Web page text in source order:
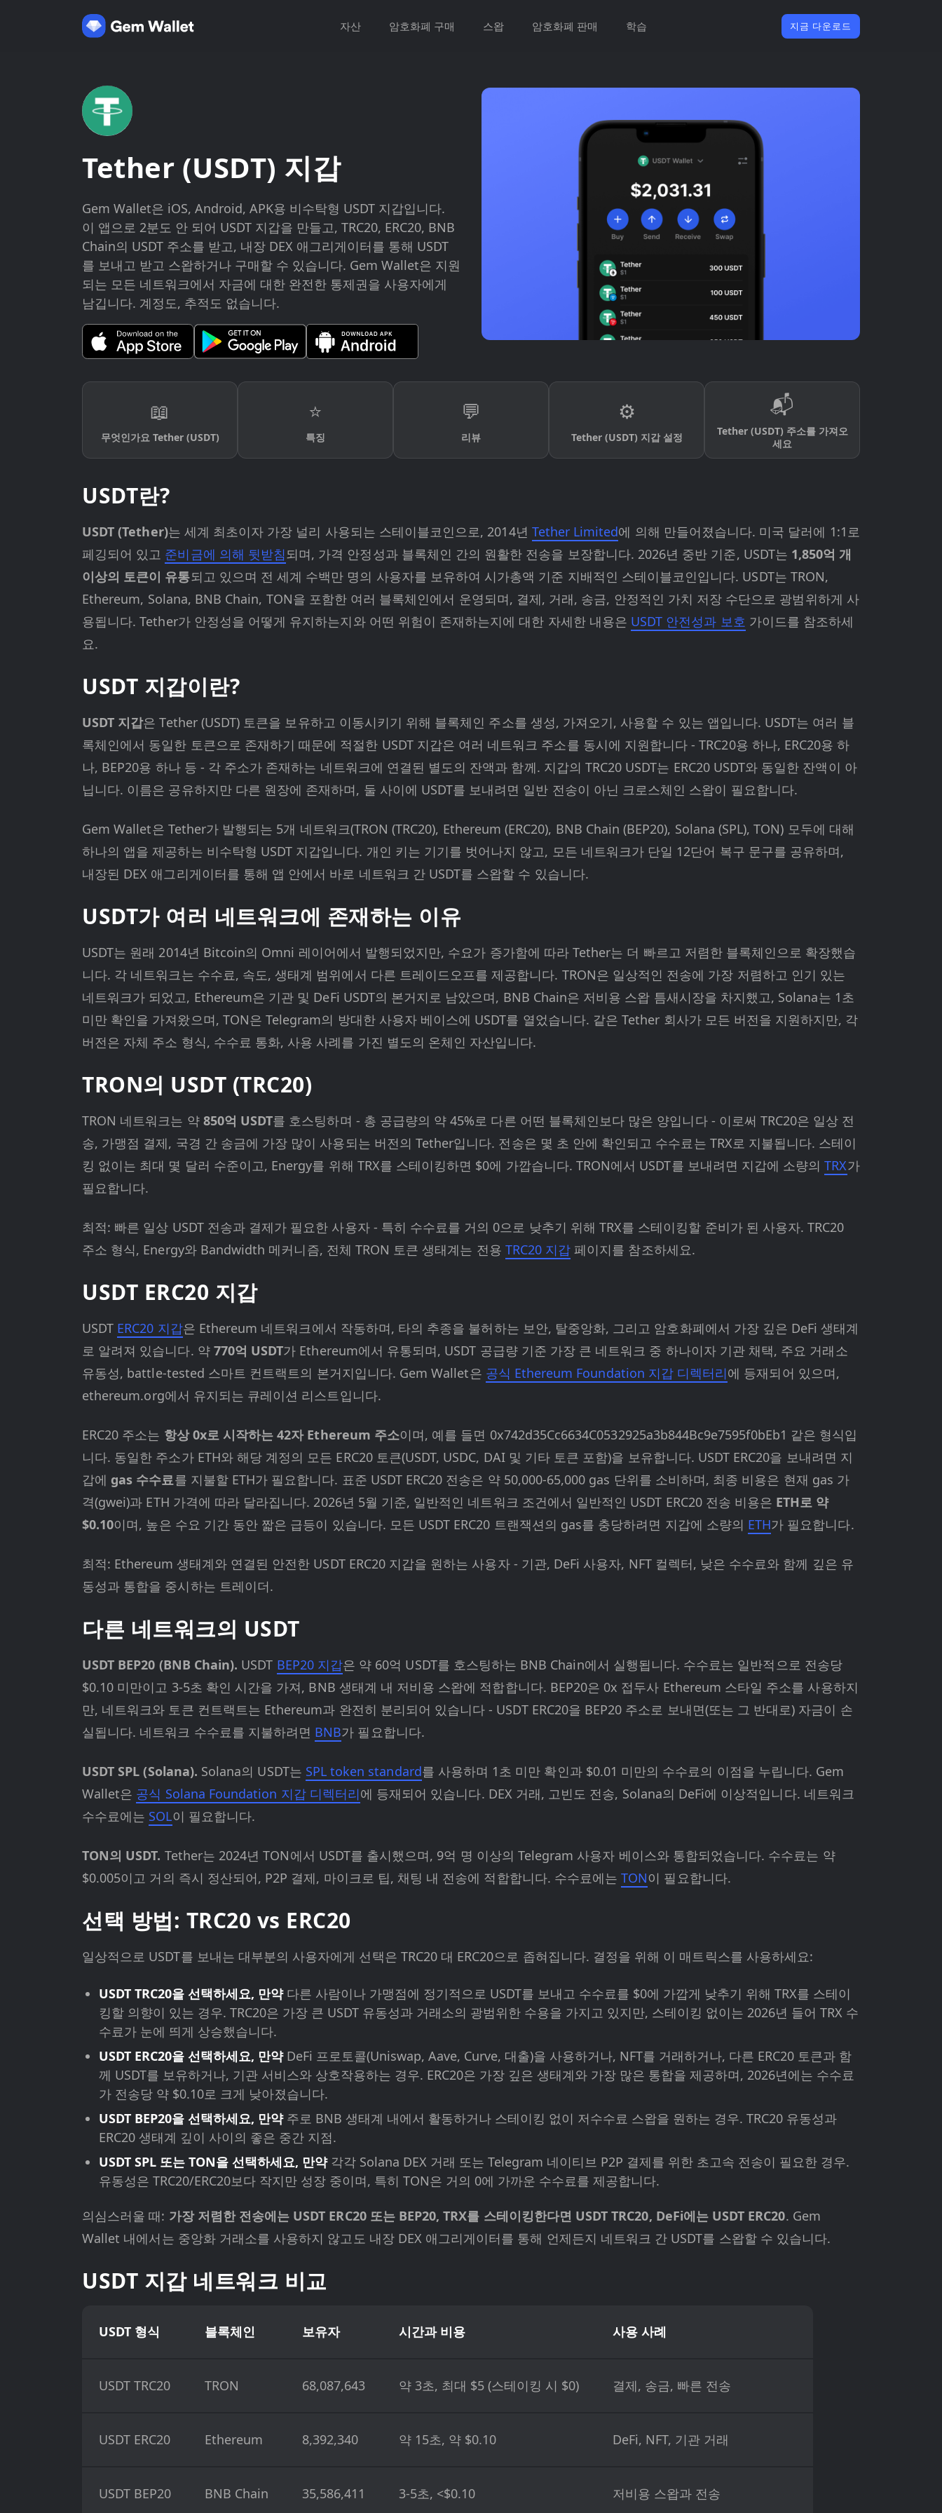
자산 암호화폐 구매 스왑 암호화폐 판매 학습 지금 다운로드
Tether (USDT) 지갑
Gem Wallet은 iOS, Android, APK용 비수탁형 USDT 지갑입니다.
이 앱으로 2분도 안 되어 USDT 지갑을 만들고, TRC20, ERC20, BNB
Chain의 USDT 주소를 받고, 내장 DEX 애그리게이터를 통해 USDT
를 보내고 받고 스왑하거나 구매할 수 있습니다. Gem Wallet은 지원
되는 모든 네트워크에서 자금에 대한 완전한 통제권을 사용자에게
남깁니다. 계정도, 추적도 없습니다.
📖
무엇인가요 Tether (USDT)
⭐
특징
💬
리뷰
⚙️
Tether (USDT) 지갑 설정
📬
Tether (USDT) 주소를 가져오
세요
USDT란?
USDT (Tether)는 세계 최초이자 가장 널리 사용되는 스테이블코인으로, 2014년 Tether Limited에 의해 만들어졌습니다. 미국 달러에 1:1로
페깅되어 있고 준비금에 의해 뒷받침되며, 가격 안정성과 블록체인 간의 원활한 전송을 보장합니다. 2026년 중반 기준, USDT는 1,850억 개
이상의 토큰이 유통되고 있으며 전 세계 수백만 명의 사용자를 보유하여 시가총액 기준 지배적인 스테이블코인입니다. USDT는 TRON,
Ethereum, Solana, BNB Chain, TON을 포함한 여러 블록체인에서 운영되며, 결제, 거래, 송금, 안정적인 가치 저장 수단으로 광범위하게 사
용됩니다. Tether가 안정성을 어떻게 유지하는지와 어떤 위험이 존재하는지에 대한 자세한 내용은 USDT 안전성과 보호 가이드를 참조하세
요.
USDT 지갑이란?
USDT 지갑은 Tether (USDT) 토큰을 보유하고 이동시키기 위해 블록체인 주소를 생성, 가져오기, 사용할 수 있는 앱입니다. USDT는 여러 블
록체인에서 동일한 토큰으로 존재하기 때문에 적절한 USDT 지갑은 여러 네트워크 주소를 동시에 지원합니다 - TRC20용 하나, ERC20용 하
나, BEP20용 하나 등 - 각 주소가 존재하는 네트워크에 연결된 별도의 잔액과 함께. 지갑의 TRC20 USDT는 ERC20 USDT와 동일한 잔액이 아
닙니다. 이름은 공유하지만 다른 원장에 존재하며, 둘 사이에 USDT를 보내려면 일반 전송이 아닌 크로스체인 스왑이 필요합니다.
Gem Wallet은 Tether가 발행되는 5개 네트워크(TRON (TRC20), Ethereum (ERC20), BNB Chain (BEP20), Solana (SPL), TON) 모두에 대해
하나의 앱을 제공하는 비수탁형 USDT 지갑입니다. 개인 키는 기기를 벗어나지 않고, 모든 네트워크가 단일 12단어 복구 문구를 공유하며,
내장된 DEX 애그리게이터를 통해 앱 안에서 바로 네트워크 간 USDT를 스왑할 수 있습니다.
USDT가 여러 네트워크에 존재하는 이유
USDT는 원래 2014년 Bitcoin의 Omni 레이어에서 발행되었지만, 수요가 증가함에 따라 Tether는 더 빠르고 저렴한 블록체인으로 확장했습
니다. 각 네트워크는 수수료, 속도, 생태계 범위에서 다른 트레이드오프를 제공합니다. TRON은 일상적인 전송에 가장 저렴하고 인기 있는
네트워크가 되었고, Ethereum은 기관 및 DeFi USDT의 본거지로 남았으며, BNB Chain은 저비용 스왑 틈새시장을 차지했고, Solana는 1초
미만 확인을 가져왔으며, TON은 Telegram의 방대한 사용자 베이스에 USDT를 열었습니다. 같은 Tether 회사가 모든 버전을 지원하지만, 각
버전은 자체 주소 형식, 수수료 통화, 사용 사례를 가진 별도의 온체인 자산입니다.
TRON의 USDT (TRC20)
TRON 네트워크는 약 850억 USDT를 호스팅하며 - 총 공급량의 약 45%로 다른 어떤 블록체인보다 많은 양입니다 - 이로써 TRC20은 일상 전
송, 가맹점 결제, 국경 간 송금에 가장 많이 사용되는 버전의 Tether입니다. 전송은 몇 초 안에 확인되고 수수료는 TRX로 지불됩니다. 스테이
킹 없이는 최대 몇 달러 수준이고, Energy를 위해 TRX를 스테이킹하면 $0에 가깝습니다. TRON에서 USDT를 보내려면 지갑에 소량의TRX가
필요합니다.
최적: 빠른 일상 USDT 전송과 결제가 필요한 사용자 - 특히 수수료를 거의 0으로 낮추기 위해 TRX를 스테이킹할 준비가 된 사용자. TRC20
주소 형식, Energy와 Bandwidth 메커니즘, 전체 TRON 토큰 생태계는 전용 TRC20 지갑 페이지를 참조하세요.
USDT ERC20 지갑
USDT ERC20 지갑은 Ethereum 네트워크에서 작동하며, 타의 추종을 불허하는 보안, 탈중앙화, 그리고 암호화폐에서 가장 깊은 DeFi 생태계
로 알려져 있습니다. 약 770억 USDT가 Ethereum에서 유통되며, USDT 공급량 기준 가장 큰 네트워크 중 하나이자 기관 채택, 주요 거래소
유동성, battle-tested 스마트 컨트랙트의 본거지입니다. Gem Wallet은 공식 Ethereum Foundation 지갑 디렉터리에 등재되어 있으며,
ethereum.org에서 유지되는 큐레이션 리스트입니다.
ERC20 주소는 항상 0x로 시작하는 42자 Ethereum 주소이며, 예를 들면 0x742d35Cc6634C0532925a3b844Bc9e7595f0bEb1 같은 형식입
니다. 동일한 주소가 ETH와 해당 계정의 모든 ERC20 토큰(USDT, USDC, DAI 및 기타 토큰 포함)을 보유합니다. USDT ERC20을 보내려면 지
갑에 gas 수수료를 지불할 ETH가 필요합니다. 표준 USDT ERC20 전송은 약 50,000-65,000 gas 단위를 소비하며, 최종 비용은 현재 gas 가
격(gwei)과 ETH 가격에 따라 달라집니다. 2026년 5월 기준, 일반적인 네트워크 조건에서 일반적인 USDT ERC20 전송 비용은 ETH로 약
$0.10이며, 높은 수요 기간 동안 짧은 급등이 있습니다. 모든 USDT ERC20 트랜잭션의 gas를 충당하려면 지갑에 소량의 ETH가 필요합니다.
최적: Ethereum 생태계와 연결된 안전한 USDT ERC20 지갑을 원하는 사용자 - 기관, DeFi 사용자, NFT 컬렉터, 낮은 수수료와 함께 깊은 유
동성과 통합을 중시하는 트레이더.
다른 네트워크의 USDT
USDT BEP20 (BNB Chain). USDT BEP20 지갑은 약 60억 USDT를 호스팅하는 BNB Chain에서 실행됩니다. 수수료는 일반적으로 전송당
$0.10 미만이고 3-5초 확인 시간을 가져, BNB 생태계 내 저비용 스왑에 적합합니다. BEP20은 0x 접두사 Ethereum 스타일 주소를 사용하지
만, 네트워크와 토큰 컨트랙트는 Ethereum과 완전히 분리되어 있습니다 - USDT ERC20을 BEP20 주소로 보내면(또는 그 반대로) 자금이 손
실됩니다. 네트워크 수수료를 지불하려면 BNB가 필요합니다.
USDT SPL (Solana). Solana의 USDT는 SPL token standard를 사용하며 1초 미만 확인과 $0.01 미만의 수수료의 이점을 누립니다. Gem
Wallet은 공식 Solana Foundation 지갑 디렉터리에 등재되어 있습니다. DEX 거래, 고빈도 전송, Solana의 DeFi에 이상적입니다. 네트워크
수수료에는 SOL이 필요합니다.
TON의 USDT. Tether는 2024년 TON에서 USDT를 출시했으며, 9억 명 이상의 Telegram 사용자 베이스와 통합되었습니다. 수수료는 약
$0.005이고 거의 즉시 정산되어, P2P 결제, 마이크로 팁, 채팅 내 전송에 적합합니다. 수수료에는TON이 필요합니다.
선택 방법: TRC20 vs ERC20
일상적으로 USDT를 보내는 대부분의 사용자에게 선택은 TRC20 대 ERC20으로 좁혀집니다. 결정을 위해 이 매트릭스를 사용하세요:
USDT TRC20을 선택하세요, 만약다른 사람이나 가맹점에 정기적으로 USDT를 보내고 수수료를 $0에 가깝게 낮추기 위해 TRX를 스테이
킹할 의향이 있는 경우. TRC20은 가장 큰 USDT 유동성과 거래소의 광범위한 수용을 가지고 있지만, 스테이킹 없이는 2026년 들어 TRX 수
수료가 눈에 띄게 상승했습니다.
USDT ERC20을 선택하세요, 만약DeFi 프로토콜(Uniswap, Aave, Curve, 대출)을 사용하거나, NFT를 거래하거나, 다른 ERC20 토큰과 함
께 USDT를 보유하거나, 기관 서비스와 상호작용하는 경우. ERC20은 가장 깊은 생태계와 가장 많은 통합을 제공하며, 2026년에는 수수료
가 전송당 약 $0.10로 크게 낮아졌습니다.
USDT BEP20을 선택하세요, 만약주로 BNB 생태계 내에서 활동하거나 스테이킹 없이 저수수료 스왑을 원하는 경우. TRC20 유동성과
ERC20 생태계 깊이 사이의 좋은 중간 지점.
USDT SPL 또는 TON을 선택하세요, 만약각각 Solana DEX 거래 또는 Telegram 네이티브 P2P 결제를 위한 초고속 전송이 필요한 경우.
유동성은 TRC20/ERC20보다 작지만 성장 중이며, 특히 TON은 거의 0에 가까운 수수료를 제공합니다.
의심스러울 때: 가장 저렴한 전송에는 USDT ERC20 또는 BEP20, TRX를 스테이킹한다면 USDT TRC20, DeFi에는 USDT ERC20. Gem
Wallet 내에서는 중앙화 거래소를 사용하지 않고도 내장 DEX 애그리게이터를 통해 언제든지 네트워크 간 USDT를 스왑할 수 있습니다.
USDT 지갑 네트워크 비교
USDT 형식 블록체인 보유자 시간과 비용 사용 사례
USDT TRC20 TRON 68,087,643 약 3초, 최대 $5 (스테이킹 시 $0) 결제, 송금, 빠른 전송
USDT ERC20 Ethereum 8,392,340 약 15초, 약 $0.10 DeFi, NFT, 기관 거래
USDT BEP20 BNB Chain 35,586,411 3-5초, <$0.10 저비용 스왑과 전송